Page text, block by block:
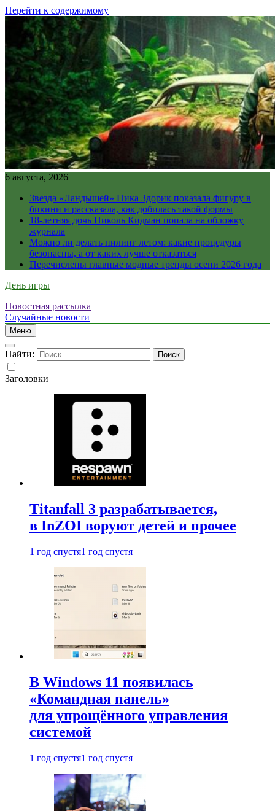
Перейти к содержимому
6 августа, 2026
Звезда «Ландышей» Ника Здорик показала фигуру в
бикини и рассказала, как добилась такой формы
18-летняя дочь Николь Кидман попала на обложку
журнала
Можно ли делать пилинг летом: какие процедуры
безопасны, а от каких лучше отказаться
Перечислены главные модные тренды осени 2026 года
День игры
Новостная рассылка
Случайные новости
Меню
Найти:
Заголовки
Titanfall 3 разрабатывается,
в InZOI воруют детей и прочее
1 год спустя1 год спустя
В Windows 11 появилась
«Командная панель»
для упрощённого управления
системой
1 год спустя1 год спустя